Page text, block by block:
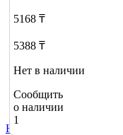
5168 ₸
5388 ₸
Нет в наличии
Сообщить
о наличии
1
Не нашли нужный